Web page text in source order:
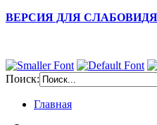
ВЕРСИЯ ДЛЯ
Поиск:
Главная